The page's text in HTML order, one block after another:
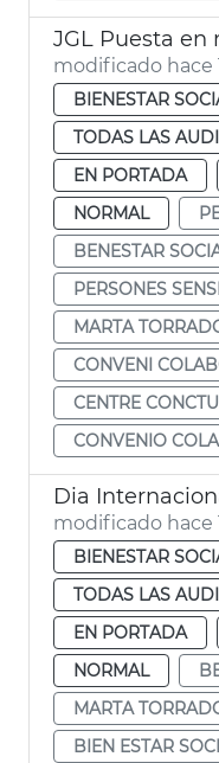
modificado hace
BIENESTAR
TODAS LAS
EN PORTADA
NORMAL
BENESTAR
PERSONES
MARTA
CONVENI
CENTRE
CONVENIO
modificado hace
BIENESTAR
TODAS LAS
EN PORTADA
NORMAL
MARTA
BIEN ESTAR